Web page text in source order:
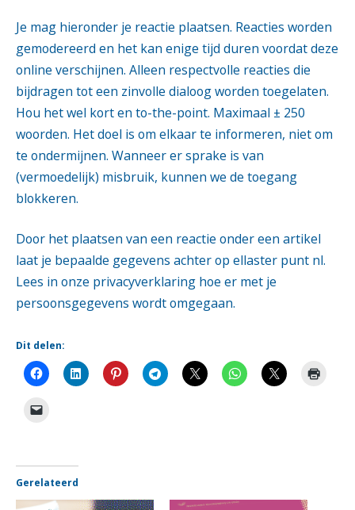
Je mag hieronder je reactie plaatsen. Reacties worden
gemodereerd en het kan enige tijd duren voordat deze
online verschijnen. Alleen respectvolle reacties die
bijdragen tot een zinvolle dialoog worden toegelaten.
Hou het wel kort en to-the-point. Maximaal ± 250
woorden. Het doel is om elkaar te informeren, niet om
te ondermijnen. Wanneer er sprake is van
(vermoedelijk) misbruik, kunnen we de toegang
blokkeren.
Door het plaatsen van een reactie onder een artikel
laat je bepaalde gegevens achter op ellaster punt nl.
Lees in onze privacyverklaring hoe er met je
persoonsgegevens wordt omgegaan.
Dit delen:
Gerelateerd